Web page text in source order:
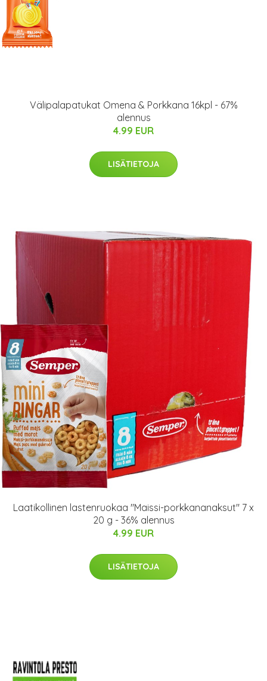
Välipalapatukat Omena & Porkkana 16kpl - 67%
alennus
4.99 EUR
LISÄTIETOJA
Laatikollinen lastenruokaa "Maissi-porkkananaksut" 7 x
20 g - 36% alennus
4.99 EUR
LISÄTIETOJA